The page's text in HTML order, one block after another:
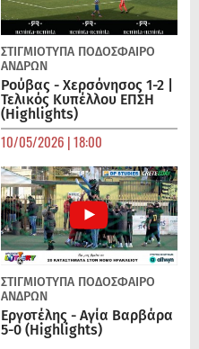
ΣΤΙΓΜΙΟΤΥΠΑ ΠΟΔΌΣΦΑΙΡΟ
ΑΝΔΡΏΝ
Ρούβας - Χερσόνησος 1-2 |
Τελικός Κυπέλλου ΕΠΣΗ
(Highlights)
10/05/2026 | 18:00
ΣΤΙΓΜΙΟΤΥΠΑ ΠΟΔΌΣΦΑΙΡΟ
ΑΝΔΡΏΝ
Εργοτέλης - Αγία Βαρβάρα
5-0 (Highlights)